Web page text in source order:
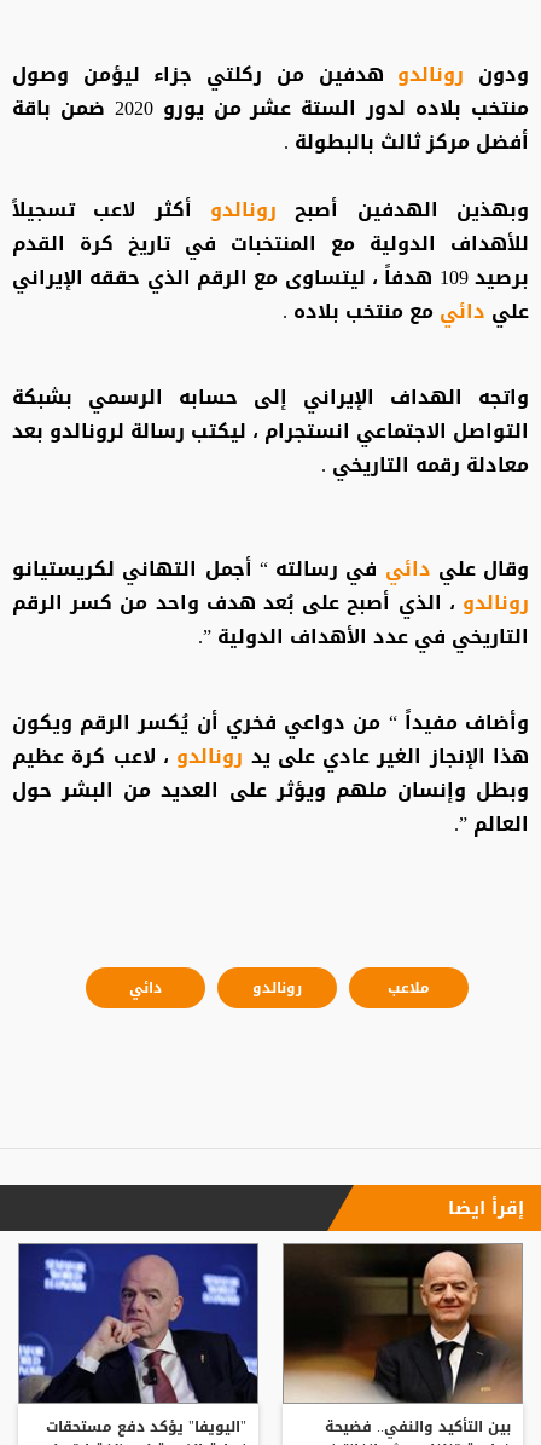
ودون رونالدو هدفين من ركلتي جزاء ليؤمن وصول
منتخب بلاده لدور الستة عشر من يورو 2020 ضمن باقة
أفضل مركز ثالث بالبطولة .
وبهذين الهدفين أصبحرونالدو أكثر لاعب تسجيلاً
للأهداف الدولية مع المنتخبات في تاريخ كرة القدم
برصيد 109 هدفاً ، ليتساوى مع الرقم الذي حققه الإيراني
علي دائيمع منتخب بلاده .
واتجه الهداف الإيراني إلى حسابه الرسمي بشبكة
التواصل الاجتماعي انستجرام ، ليكتب رسالة لرونالدو بعد
معادلة رقمه التاريخي .
وقال علي دائي في رسالته “ أجمل التهاني لكريستيانو
رونالدو ، الذي أصبح على بُعد هدف واحد من كسر الرقم
التاريخي في عدد الأهداف الدولية ”.
وأضاف مفيداً “ من دواعي فخري أن يُكسر الرقم ويكون
هذا الإنجاز الغير عادي على يد رونالدو ، لاعب كرة عظيم
وبطل وإنسان ملهم ويؤثر على العديد من البشر حول
العالم ”.
ملاعب رونالدو دائي
إقرأ ايضا
بين التأكيد والنفي.. فضيحة
"اليويفا" يؤكد دفع مستحقات